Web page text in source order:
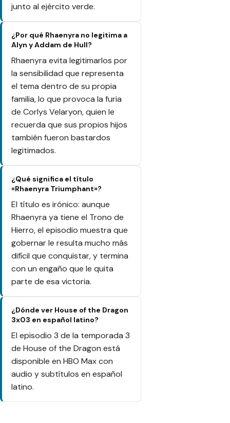
junto al ejército verde.
¿Por qué Rhaenyra no legitima a
Alyn y Addam de Hull?
Rhaenyra evita legitimarlos por
la sensibilidad que representa
el tema dentro de su propia
familia, lo que provoca la furia
de Corlys Velaryon, quien le
recuerda que sus propios hijos
también fueron bastardos
legitimados.
¿Qué significa el título
«Rhaenyra Triumphant»?
El título es irónico: aunque
Rhaenyra ya tiene el Trono de
Hierro, el episodio muestra que
gobernar le resulta mucho más
difícil que conquistar, y termina
con un engaño que le quita
parte de esa victoria.
¿Dónde ver House of the Dragon
3x03 en español latino?
El episodio 3 de la temporada 3
de House of the Dragon está
disponible en HBO Max con
audio y subtítulos en español
latino.